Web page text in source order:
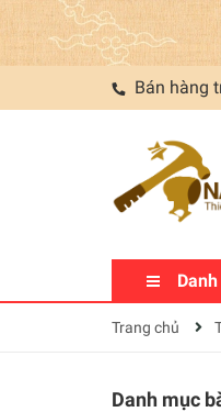
Bán hàng
Trang chủ
Danh mục